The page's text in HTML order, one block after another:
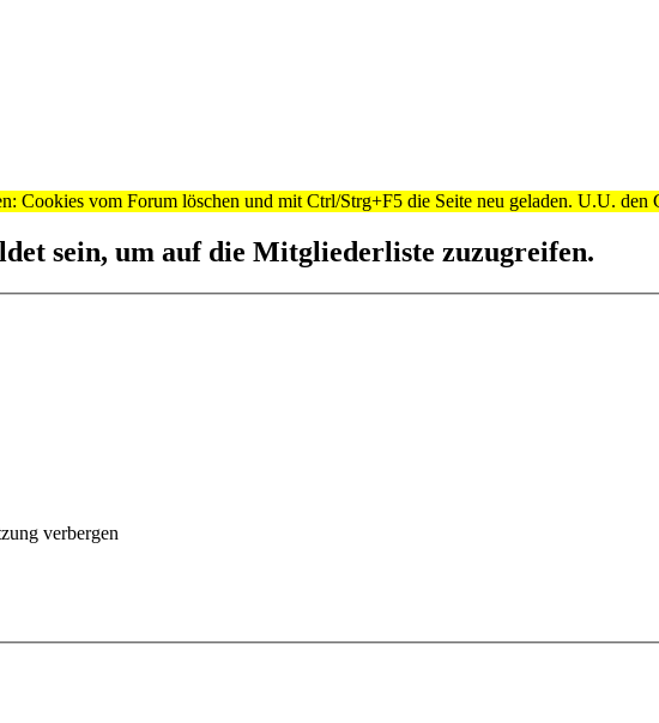
Cookies vom Forum löschen und mit Ctrl/Strg+F5 die Seite neu geladen. U.U. den
sein, um auf die Mitgliederliste zuzugreifen.
verbergen